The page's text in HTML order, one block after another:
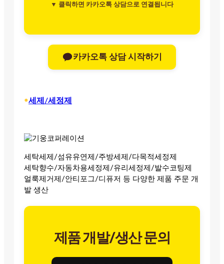
▼ 클릭하면 카카오톡 상담으로 연결됩니다
카카오톡 상담 시작하기
•세제/세정제
세탁세제/섬유유연제/주방세제/다목적세정제
세탁향수/자동차용세정제/유리세정제/발수코팅제
얼룩제거제/안티포그/디퓨저 등 다양한 제품 주문 개
발 생산
제품 개발/생산 문의